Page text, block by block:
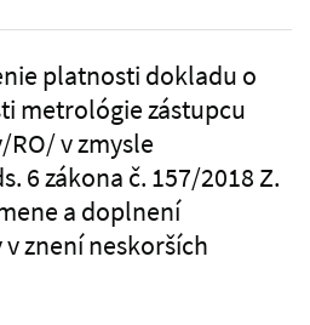
platnosti dokladu o
metrológie zástupcu
v zmysle
6 zákona č. 157/2018 Z.
a doplnení
znení neskorších